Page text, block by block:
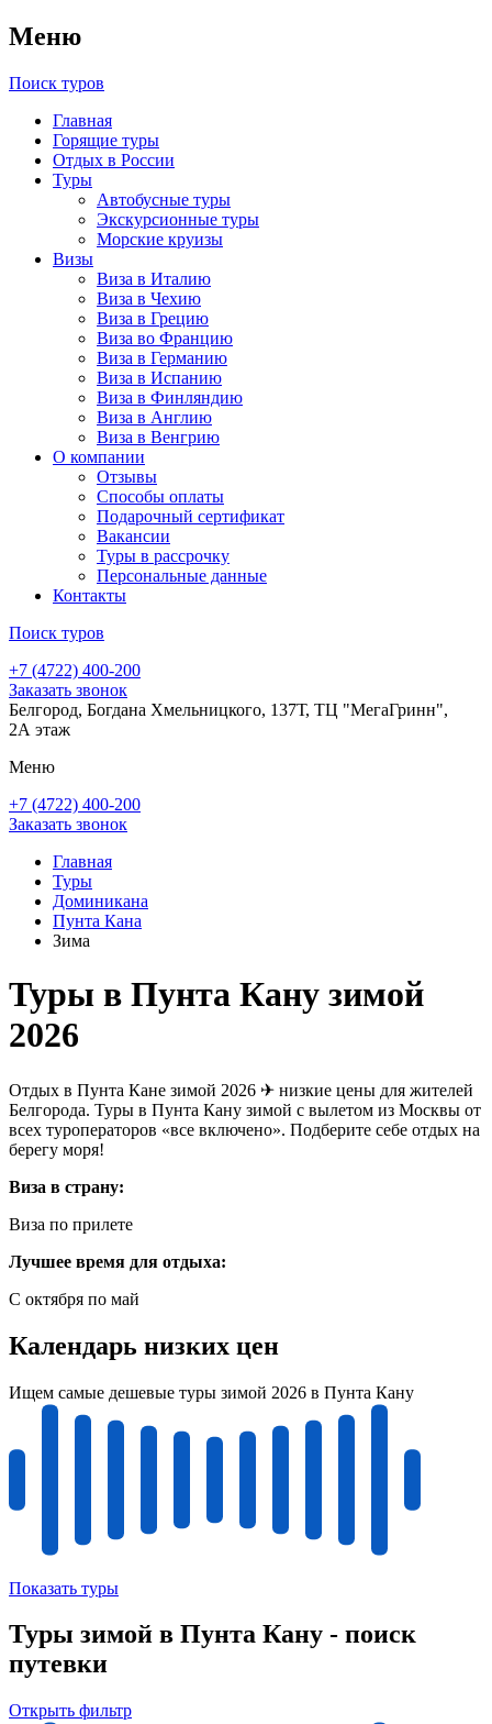
Меню
Поиск туров
Главная
Горящие туры
Отдых в России
Туры
Автобусные туры
Экскурсионные туры
Морские круизы
Визы
Виза в Италию
Виза в Чехию
Виза в Грецию
Виза во Францию
Виза в Германию
Виза в Испанию
Виза в Финляндию
Виза в Англию
Виза в Венгрию
О компании
Отзывы
Способы оплаты
Подарочный сертификат
Вакансии
Туры в рассрочку
Персональные данные
Контакты
Поиск туров
+7 (4722) 400-200
Заказать звонок
Белгород, Богдана Хмельницкого, 137Т, ТЦ "МегаГринн",
2А этаж
Меню
+7 (4722) 400-200
Заказать звонок
Главная
Туры
Доминикана
Пунта Кана
Зима
Туры в Пунта Кану зимой
2026
Отдых в Пунта Кане зимой 2026 ✈ низкие цены для жителей
Белгорода. Туры в Пунта Кану зимой с вылетом из Москвы от
всех туроператоров «все включено». Подберите себе отдых на
берегу моря!
Виза в страну:
Виза по прилете
Лучшее время для отдыха:
С октября по май
Календарь низких цен
Ищем самые дешевые туры зимой 2026 в Пунта Кану
Показать туры
Туры зимой в Пунта Кану - поиск
путевки
Открыть фильтр